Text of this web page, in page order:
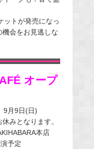
ットが発売になっ
会をお見逃しな
オープ
9月9日(日)
みとなります。
本店
予定